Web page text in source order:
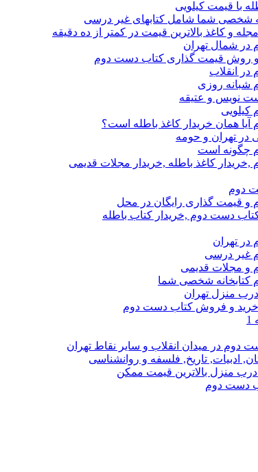
با قیمت کیلویی
شخصی شما شامل کتابهای غیر درسی
و کاغذ بالاترین قیمت در کمتر از ده دقیقه
در شمال تهران
و روش قیمت گذاری کتاب دست دوم
انقلاب
شبانه روزی
نویس و عتیقه
کیلویی
همان خریدار کاغذ باطله است؟
در تهران و حومه
چگونه است
کاغذ باطله ,خریدار مجلات قدیمی
دوم
و قیمت گذاری رایگان در محل
دست دوم ,خریدار کتاب باطله
در تهران
غیر درسی
و مجلات قدیمی
کتابخانه شخصی شما
منزل تهران
خرید و فروش کتاب دست دوم
دوم در میدان انقلاب و سایر نقاط تهران
ادبیات, تاریخ, فلسفه و روانشناسی
درب منزل بالاترین قیمت ممکن
دست دوم